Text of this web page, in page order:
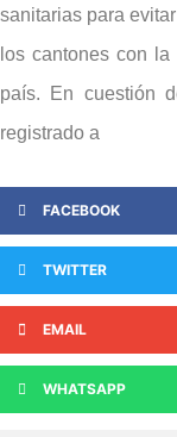
sanitarias para
los cantones con
país. En cuestión
registrado a
FACEBOOK
TWITTER
EMAIL
WHATSAPP